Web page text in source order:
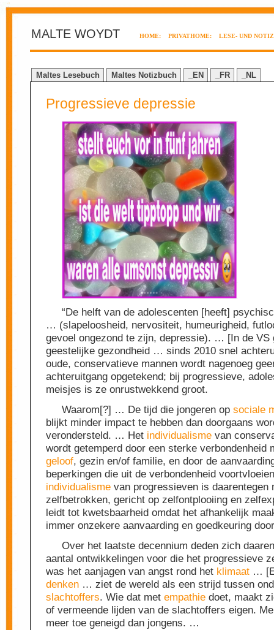
MALTE WOYDT HOME: PRIVATHOME: LESE- UND
Maltes Lesebuch Maltes Notizbuch _EN _FR _NL
Progressieve depressie
“De helft van de adolescenten [heeft]
… (slapeloosheid, nervositeit, humeurigheid,
gevoel ongezond te zijn, depressie). … [In de VS
geestelijke gezondheid … sinds 2010 snel
oude, conservatieve mannen wordt nagenoeg
achteruitgang opgetekend; bij progressieve,
meisjes is ze onrustwekkend groot.
Waarom[?] … De tijd die jongeren op sociale
blijkt minder impact te hebben dan doorgaans
verondersteld. … Het individualisme van
wordt getemperd door een sterke verbondenheid
geloof, gezin en/of familie, en door de
beperkingen die uit de verbondenheid
individualisme van progressieven is daarentegen
zelfbetrokken, gericht op zelfontplooiing en
leidt tot kwetsbaarheid omdat het afhankelijk
immer onzekere aanvaarding en goedkeuring
Over het laatste decennium deden zich
aantal ontwikkelingen voor die het progressieve
was het aanjagen van angst rond het klimaat …
denken … ziet de wereld als een strijd tussen
slachtoffers. Wie dat met empathie doet, maakt
of vermeende lijden van de slachtoffers eigen.
meer toe geneigd dan jongens. …